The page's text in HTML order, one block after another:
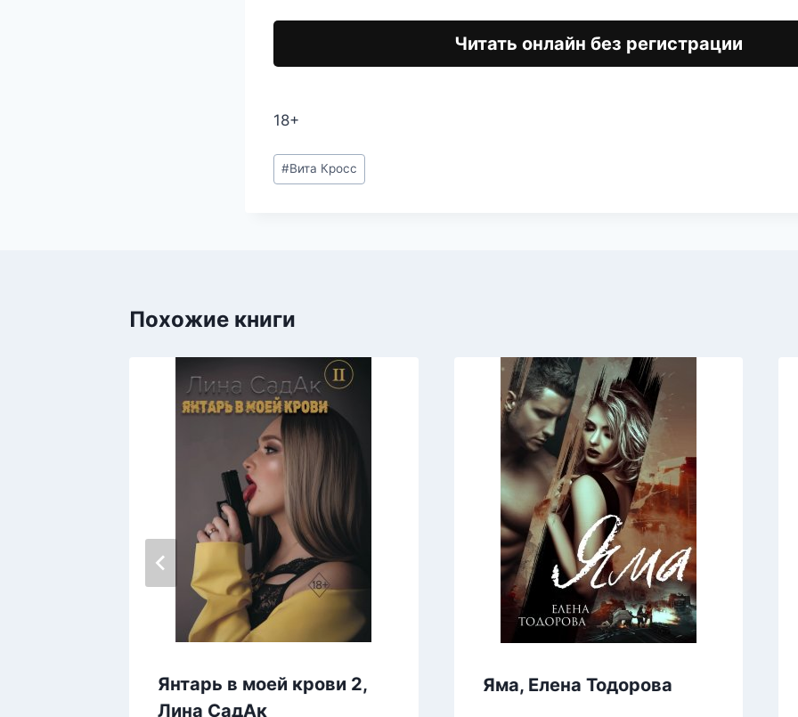
Читать онлайн без регистрации
18+
Метки
записи:
#Вита Кросс
Похожие книги
Янтарь в моей крови 2,
Лина СадАк
Яма, Елена Тодорова